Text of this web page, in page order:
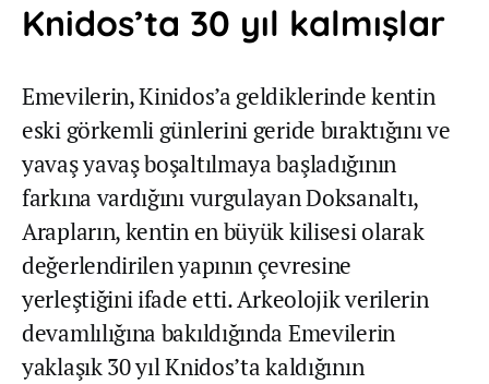
Knidos’ta 30 yıl kalmışlar
Emevilerin, Kinidos’a geldiklerinde kentin
eski görkemli günlerini geride bıraktığını ve
yavaş yavaş boşaltılmaya başladığının
farkına vardığını vurgulayan Doksanaltı,
Arapların, kentin en büyük kilisesi olarak
değerlendirilen yapının çevresine
yerleştiğini ifade etti. Arkeolojik verilerin
devamlılığına bakıldığında Emevilerin
yaklaşık 30 yıl Knidos’ta kaldığının